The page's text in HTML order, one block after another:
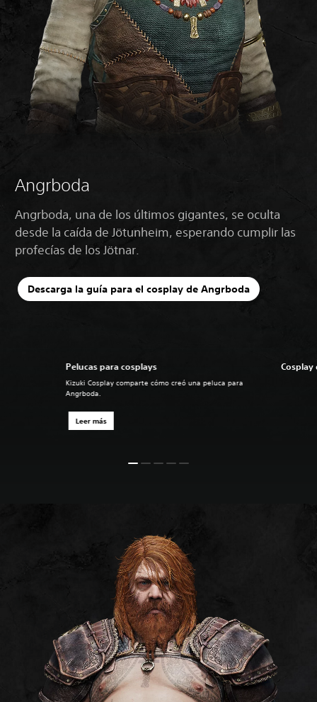
Angrboda
Angrboda, una de los últimos gigantes, se oculta
desde la caída de Jötunheim, esperando cumplir las
profecías de los Jötnar.
Descarga la guía para el cosplay de Angrboda
Pelucas para cosplays
Kizuki Cosplay comparte cómo creó una peluca para
Angrboda.
Leer más